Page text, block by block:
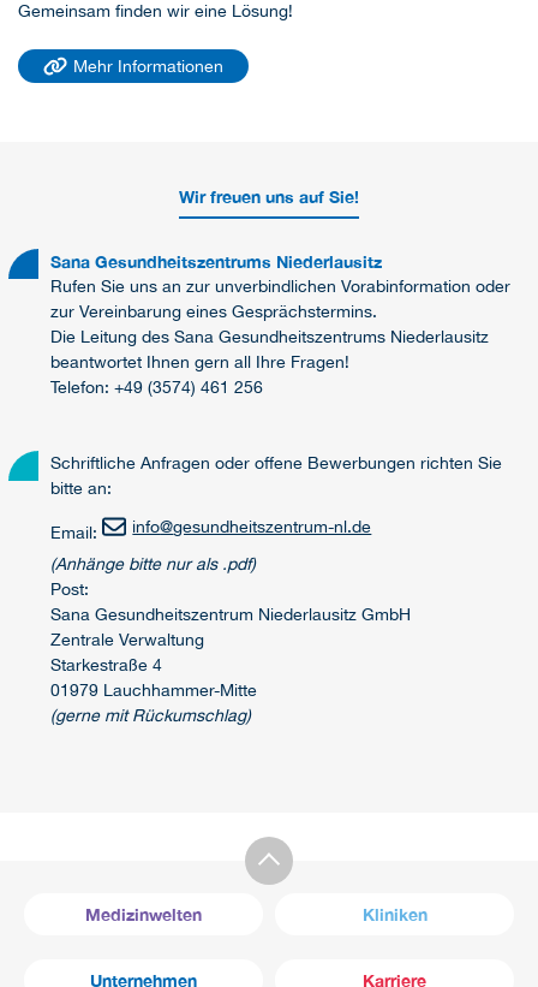
Gemeinsam finden wir eine Lösung!
Mehr Informationen
Wir freuen uns auf Sie!
Sana Gesundheitszentrums Niederlausitz
Rufen Sie uns an zur unverbindlichen Vorabinformation oder
zur Vereinbarung eines Gesprächstermins.
Die Leitung des Sana Gesundheitszentrums Niederlausitz
beantwortet Ihnen gern all Ihre Fragen!
Telefon: +49 (3574) 461 256
Schriftliche Anfragen oder offene Bewerbungen richten Sie
bitte an:
Email: info@gesundheitszentrum-nl.de
(Anhänge bitte nur als .pdf)
Post:
Sana Gesundheitszentrum Niederlausitz GmbH
Zentrale Verwaltung
Starkestraße 4
01979 Lauchhammer-Mitte
(gerne mit Rückumschlag)
Medizinwelten Kliniken
Unternehmen Karriere